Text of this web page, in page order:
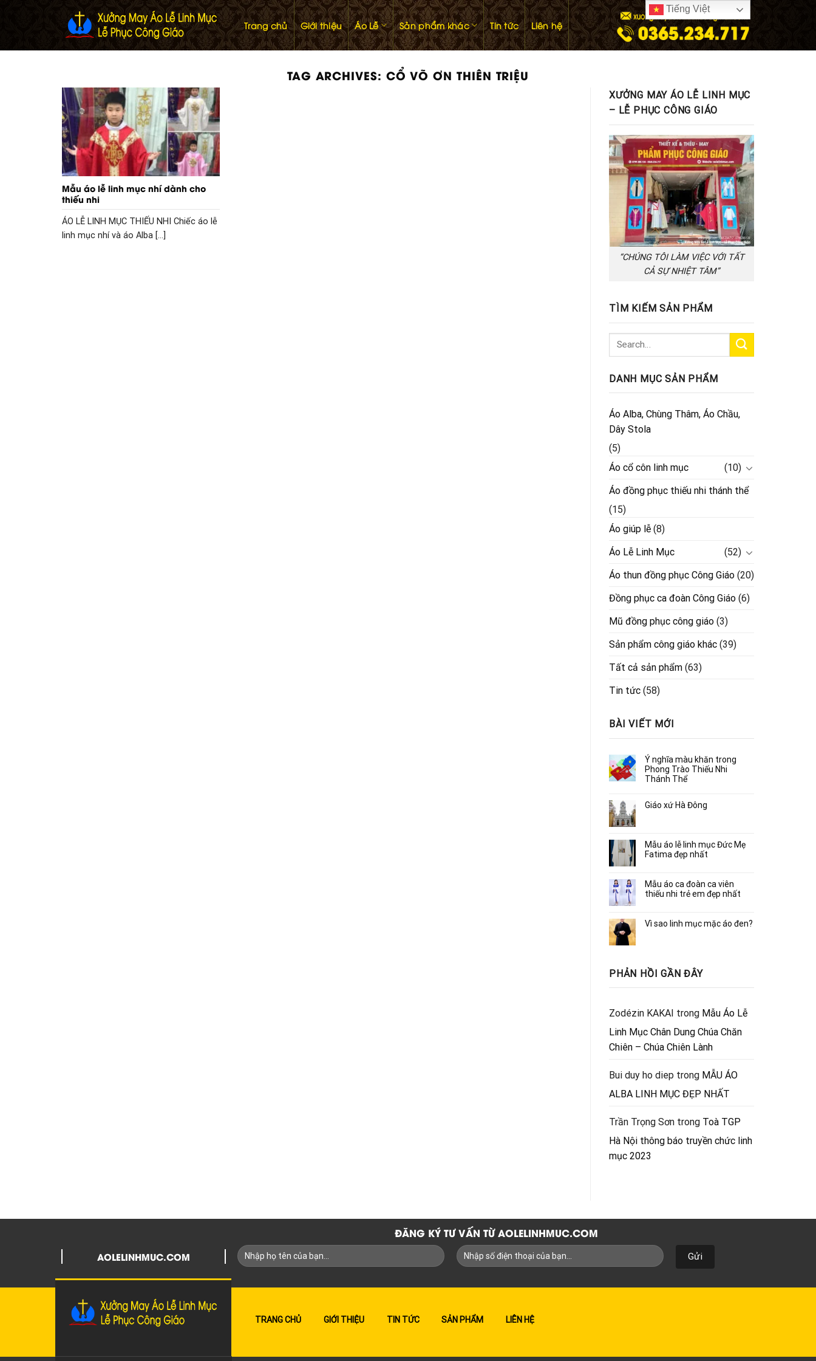
Trang chủ Giới thiệu Áo Lễ Sản phẩm khác Tin tức Liên hệ
TAG ARCHIVES: CỔ VÕ ƠN THIÊN TRIỆU
Mẫu áo lễ linh mục nhí dành cho
thiếu nhi
ÁO LỄ LINH MỤC THIẾU NHI Chiếc áo lễ
linh mục nhí và áo Alba [...]
XƯỞNG MAY ÁO LỄ LINH MỤC
– LỄ PHỤC CÔNG GIÁO
“CHÚNG TÔI LÀM VIỆC VỚI TẤT
CẢ SỰ NHIỆT TÂM”
TÌM KIẾM SẢN PHẨM
DANH MỤC SẢN PHẨM
Áo Alba, Chùng Thâm, Áo Chầu,
Dây Stola
(5)
Áo cổ côn linh mục
(10)
Áo đồng phục thiếu nhi thánh thể
(15)
Áo giúp lễ (8)
Áo Lễ Linh Mục
(52)
Áo thun đồng phục Công Giáo (20)
Đồng phục ca đoàn Công Giáo (6)
Mũ đồng phục công giáo (3)
Sản phẩm công giáo khác (39)
Tất cả sản phẩm (63)
Tin tức (58)
BÀI VIẾT MỚI
Ý nghĩa màu khăn trong
Phong Trào Thiếu Nhi
Thánh Thể
Giáo xứ Hà Đông
Mẫu áo lễ linh mục Đức Mẹ
Fatima đẹp nhất
Mẫu áo ca đoàn ca viên
thiếu nhi trẻ em đẹp nhất
Vì sao linh mục mặc áo đen?
PHẢN HỒI GẦN ĐÂY
Zodézin KAKAI trong Mẫu Áo Lễ
Linh Mục Chân Dung Chúa Chăn
Chiên – Chúa Chiên Lành
Bui duy ho diep trong MẪU ÁO
ALBA LINH MỤC ĐẸP NHẤT
Trần Trọng Sơn trong Toà TGP
Hà Nội thông báo truyền chức linh
mục 2023
AOLELINHMUC.COM
ĐĂNG KÝ TƯ VẤN TỪ AOLELINHMUC.COM
TRANG CHỦ GIỚI THIỆU TIN TỨC SẢN PHẨM LIÊN HỆ
Tiếng Việt